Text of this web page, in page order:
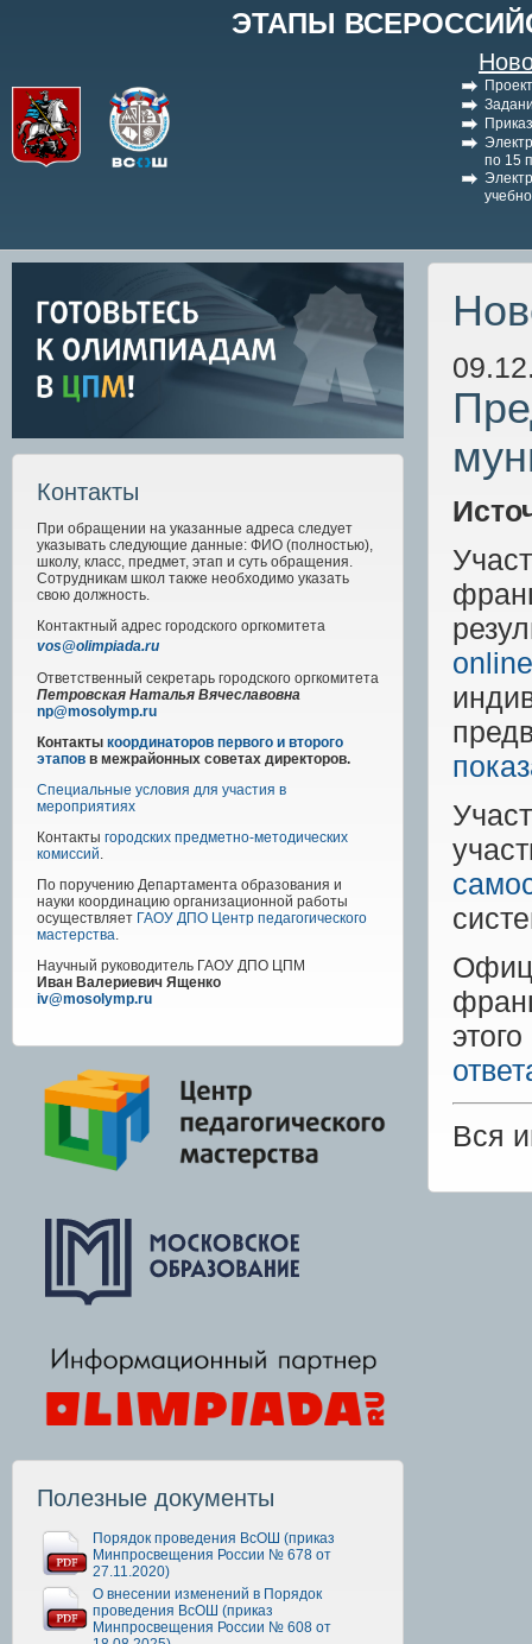
ЭТАПЫ
по 15
Контакты
При обращении на указанные адреса следует
указывать следующие данные: ФИО (полностью),
школу, класс, предмет, этап и суть обращения.
Сотрудникам школ также необходимо указать
свою должность.
Контактный адрес городского оргкомитета
vos@olimpiada.ru
Ответственный секретарь городского оргкомитета
Петровская Наталья Вячеславовна
np@mosolymp.ru
Контакты координаторов первого и второго
этапов в межрайонных советах директоров.
Специальные условия для участия в
мероприятиях
Контакты городских предметно-методических
комиссий.
По поручению Департамента образования и
науки координацию организационной работы
осуществляет ГАОУ ДПО Центр педагогического
мастерства.
Научный руководитель ГАОУ ДПО ЦПМ
Иван Валериевич Ященко
iv@mosolymp.ru
Полезные документы
Порядок проведения ВсОШ (приказ
Минпросвещения России № 678 от
27.11.2020)
О внесении изменений в Порядок
проведения ВсОШ (приказ
Минпросвещения России № 608 от
Вся